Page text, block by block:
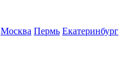
Москва Пермь Екатеринбург